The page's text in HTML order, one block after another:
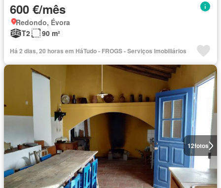
600 €/mês
Redondo, Évora
T2
90 m²
Há 2 dias, 20 horas em HáTudo - FROGS - Serviços Imobiliários
12fotos